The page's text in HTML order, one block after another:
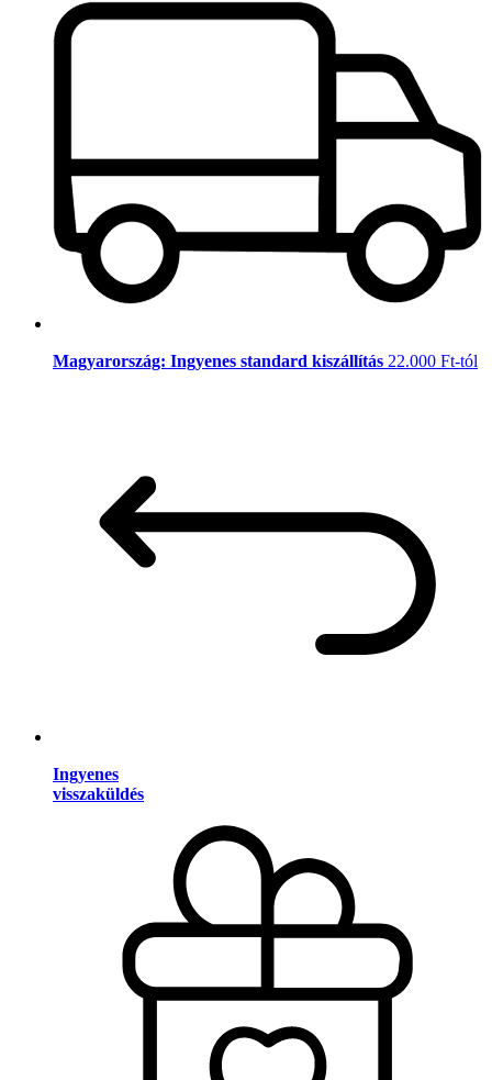
Magyarország: Ingyenes standard kiszállítás 22.000 Ft-tól
Ingyenes
visszaküldés